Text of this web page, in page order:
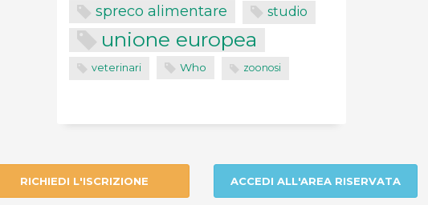
spreco alimentare studio
unione europea
veterinari Who zoonosi
RICHIEDI L'ISCRIZIONE ACCEDI ALL'AREA RISERVATA